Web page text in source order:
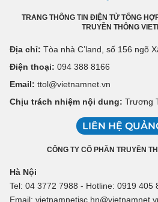
TRANG THÔNG TIN ĐIỆN TỬ TỔNG
TRUYỀN THÔNG
Địa chỉ: Tòa nhà C’land, số 156 ngõ
Điện thoại: 094 388 8166
Email: ttol@vietnamnet.vn
Chịu trách nhiệm nội dung: Trương
LIÊN HỆ
CÔNG TY CỔ PHẦN TRUYỀN
Hà Nội
Tel: 04 3772 7988 - Hotline: 0919 405
Email: